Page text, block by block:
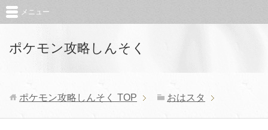
ポケモン攻略しんそく
メニュー
ポケモン攻略しんそく TOP おはスタ